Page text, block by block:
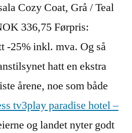
Cozy Coat, Grå / Teal
336,75 Førpris:
-25% inkl. mva. Og så
hatt en ekstra
årene, noe som både
tv3play paradise hotel –
og landet nyter godt